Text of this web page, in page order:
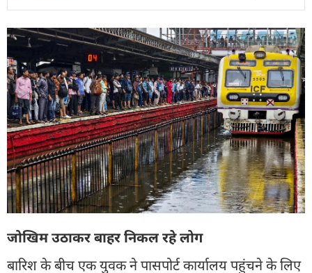
जोखिम उठाकर बाहर निकल रहे लोग
बारिश के बीच एक युवक ने पासपोर्ट कार्यालय पहुंचने के लिए